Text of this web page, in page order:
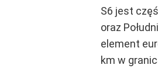
S6 jest
oraz
element
km w